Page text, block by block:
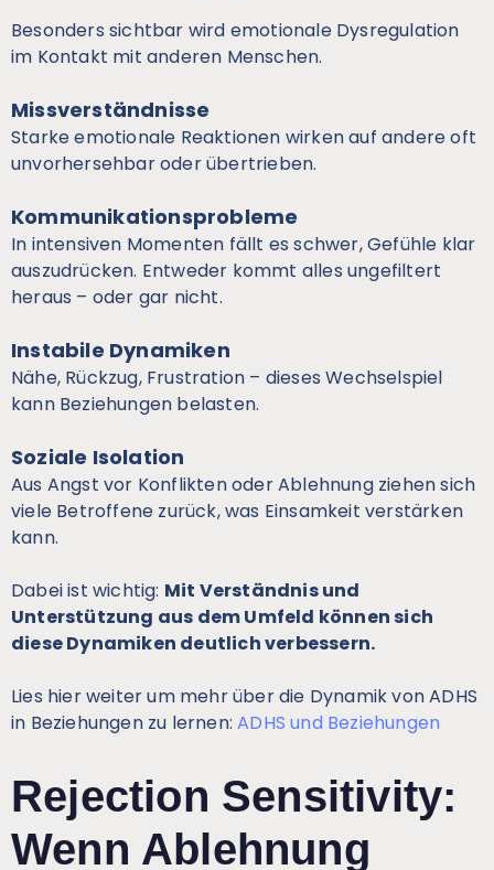
Besonders sichtbar wird emotionale Dysregulation
im Kontakt mit anderen Menschen.
Missverständnisse
Starke emotionale Reaktionen wirken auf andere oft
unvorhersehbar oder übertrieben.
Kommunikationsprobleme
In intensiven Momenten fällt es schwer, Gefühle klar
auszudrücken. Entweder kommt alles ungefiltert
heraus – oder gar nicht.
Instabile Dynamiken
Nähe, Rückzug, Frustration – dieses Wechselspiel
kann Beziehungen belasten.
Soziale Isolation
Aus Angst vor Konflikten oder Ablehnung ziehen sich
viele Betroffene zurück, was Einsamkeit verstärken
kann.
Dabei ist wichtig: Mit Verständnis und
Unterstützung aus dem Umfeld können sich
diese Dynamiken deutlich verbessern.
Lies hier weiter um mehr über die Dynamik von ADHS
in Beziehungen zu lernen:ADHS und Beziehungen
Rejection Sensitivity:
Wenn Ablehnung